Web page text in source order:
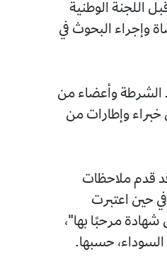
اللجنة الوطنية
وإجراء البحوث في
القضاة وضباط الشرطة وأعضاء من
خبراء وإطارات من
كتابة الدولة الأمريكية عن الاتجار بالبشر لعام 2022، قد قدم ملاحظات
في حين اعتبرت
شهادة مرحبًا بها"،
السوداء، حسبها.